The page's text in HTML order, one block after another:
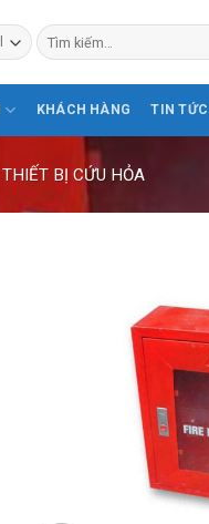
Tìm
kiếm:
KHÁCH HÀNG TIN TỨC
THIẾT BỊ CỨU HỎA